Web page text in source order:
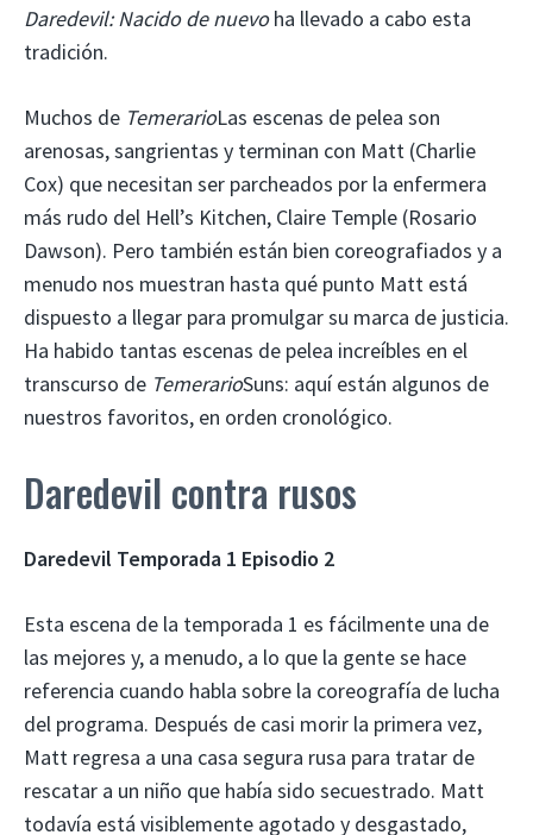
Daredevil: Nacido de nuevoha llevado a cabo esta
tradición.
Muchos de TemerarioLas escenas de pelea son
arenosas, sangrientas y terminan con Matt (Charlie
Cox) que necesitan ser parcheados por la enfermera
más rudo del Hell’s Kitchen, Claire Temple (Rosario
Dawson). Pero también están bien coreografiados y a
menudo nos muestran hasta qué punto Matt está
dispuesto a llegar para promulgar su marca de justicia.
Ha habido tantas escenas de pelea increíbles en el
transcurso de TemerarioSuns: aquí están algunos de
nuestros favoritos, en orden cronológico.
Daredevil contra rusos
Daredevil Temporada 1 Episodio 2
Esta escena de la temporada 1 es fácilmente una de
las mejores y, a menudo, a lo que la gente se hace
referencia cuando habla sobre la coreografía de lucha
del programa. Después de casi morir la primera vez,
Matt regresa a una casa segura rusa para tratar de
rescatar a un niño que había sido secuestrado. Matt
todavía está visiblemente agotado y desgastado,